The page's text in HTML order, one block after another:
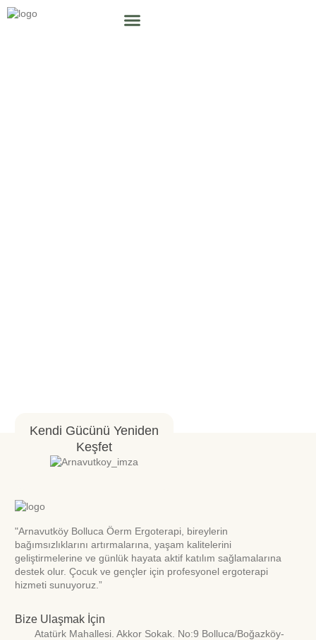
Kendi Gücünü Yeniden
Keşfet
"Arnavutköy Bolluca Öerm Ergoterapi, bireylerin
bağımsızlıklarını artırmalarına, yaşam kalitelerini
geliştirmelerine ve günlük hayata aktif katılım sağlamalarına
destek olur. Çocuk ve gençler için profesyonel ergoterapi
hizmeti sunuyoruz.”
Bize Ulaşmak İçin
Atatürk Mahallesi. Akkor Sokak. No:9 Bolluca/Boğazköy-